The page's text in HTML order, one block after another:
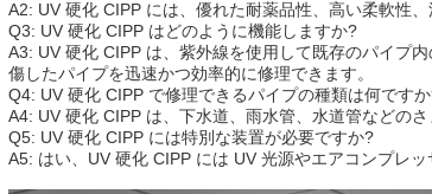
A2: UV 硬化 CIPP には、優れた耐薬品性、高い柔軟性
Q3: UV 硬化 CIPP はどのように機能しますか?
A3: UV 硬化 CIPP は、紫外線を使用して既存のパイプ
傷したパイプを迅速かつ効率的に修理できます。
Q4: UV 硬化 CIPP で修理できるパイプの種類は何です
A4: UV 硬化 CIPP は、下水道、雨水管、水道管などの
Q5: UV 硬化 CIPP には特別な装置が必要ですか?
A5: はい、UV 硬化 CIPP には UV 光源やエアコンプレッ